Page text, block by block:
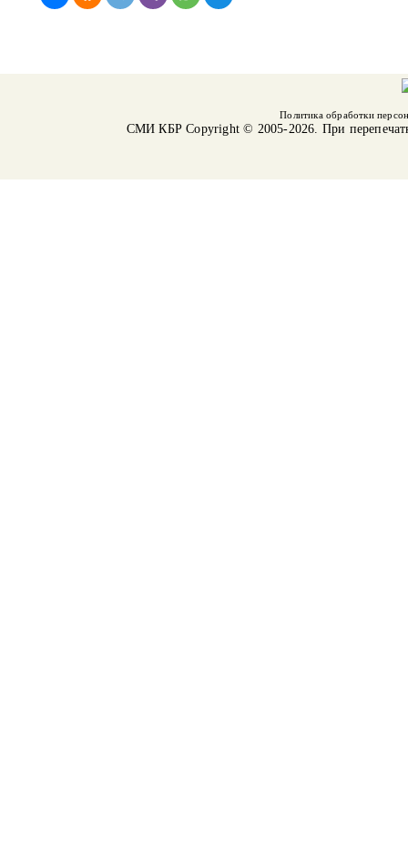
Политика обработки
СМИ КБРCopyright © 2005-2026. При